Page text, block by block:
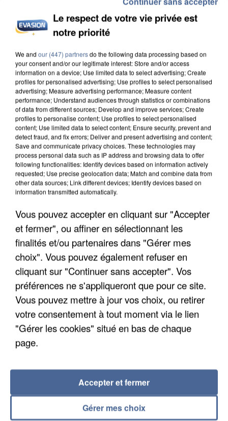
UN SECOND CADRE DE LA DZ MAFIA
UNE TOURISTE DE L’OISE EMPORTÉE PAR UNE
COULÉE DE BOUE EN HAUTE-SAVOIE
Le respect de votre vie privée est
notre priorité
We and our (447) partnersdo the following data processing based on
your consent and/or our legitimate interest: Store and/or access
information on a device; Use limited data to select advertising; Create
profiles for personalised advertising; Use profiles to select personalised
advertising; Measure advertising performance; Measure content
performance; Understand audiences through statistics or combinations
of data from different sources; Develop and improve services; Create
profiles to personalise content; Use profiles to select personalised
content; Use limited data to select content; Ensure security, prevent and
detect fraud, and fix errors; Deliver and present advertising and content;
Save and communicate privacy choices. These technologies may
process personal data such as IP address and browsing data to offer
following functionalities: Identify devices based on information actively
requested; Use precise geolocation data; Match and combine data from
other data sources; Link different devices; Identify devices based on
information transmitted automatically.
Vous pouvez accepter en cliquant sur "Accepter
et fermer", ou affiner en sélectionnant les
finalités et/ou partenaires dans "Gérer mes
choix". Vous pouvez également refuser en
cliquant sur "Continuer sans accepter". Vos
préférences ne s'appliqueront que pour ce site.
Vous pouvez mettre à jour vos choix, ou retirer
votre consentement à tout moment via le lien
"Gérer les cookies" situé en bas de chaque
page.
Gérer mes choix
Accepter et fermer